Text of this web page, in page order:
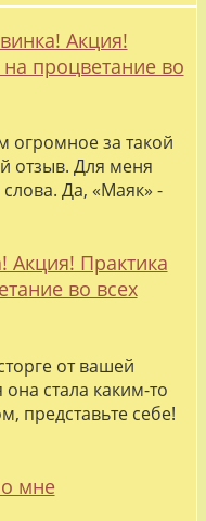
Акция!
процветание во
огромное за такой
отзыв. Для меня
Да, «Маяк» -
Акция! Практика
во всех
от вашей
стала каким-то
представьте себе!
мне